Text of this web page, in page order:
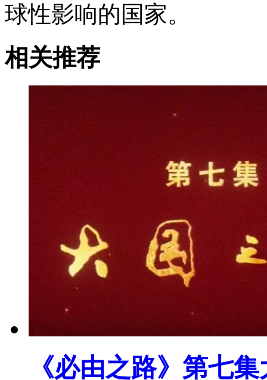
球性影响的国家。
相关推荐
《必由之路》第七